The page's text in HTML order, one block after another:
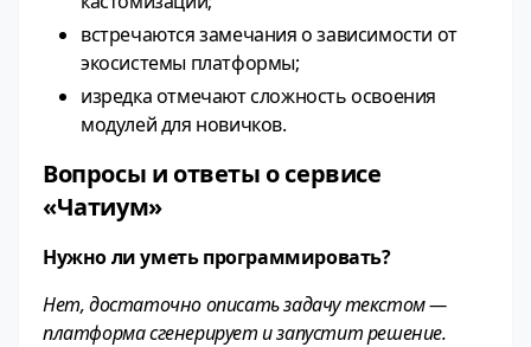
встречаются замечания о зависимости от
экосистемы платформы;
изредка отмечают сложность освоения
модулей для новичков.
Вопросы и ответы о сервисе
«Чатиум»
Нужно ли уметь программировать?
Нет, достаточно описать задачу текстом —
платформа сгенерирует и запустит решение.